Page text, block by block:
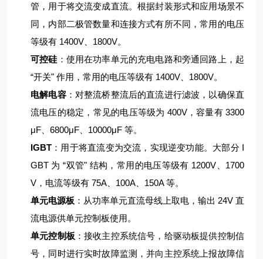
管，用于将交流变成直流。根据封装形式和应用场景不
同，内部二极管数量和连接方式有所不同，常用的电压
等级有 1400V、1800V。
可控硅 ：使用在功率单元的充电电路和旁通回路上，起
“开关" 作用，常用的电压等级有 1400V、1800V。
电解电容：对整流桥整流后的直流进行滤波，以确保直
流电压的稳定，常见的电压等级为 400V，容量有 3300
μF、6800μF、10000μF 等。
IGBT ：用于将直流变为交流，实现逆变功能。大部分 I
GBT 为 “双管" 结构，常用的电压等级有 1200V、1700
V，电流等级有 75A、100A、150A 等。
单元电源板 ：从功率单元直流母线上取电，输出 24V 直
流电源供单元控制板使用。
单元控制板 ：接收主控系统信号，给驱动板提供控制信
号，同时进行实时故障监测，并向主控系统上报故障信